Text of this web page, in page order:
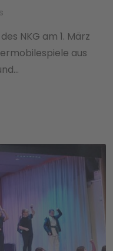
NKG am 1. März
aus